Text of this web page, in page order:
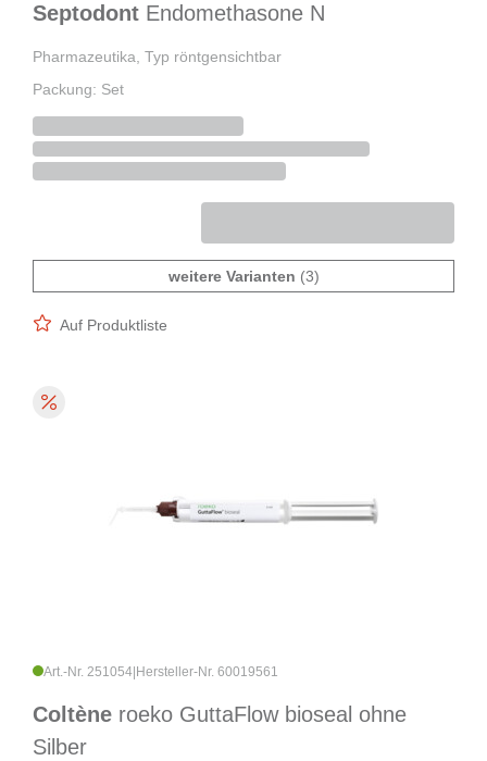
Septodont Endomethasone N
Pharmazeutika, Typ röntgensichtbar
Packung: Set
weitere Varianten (3)
Auf Produktliste
Art.-Nr. 251054 Hersteller-Nr. 60019561
Coltène roeko GuttaFlow bioseal ohne
Silber